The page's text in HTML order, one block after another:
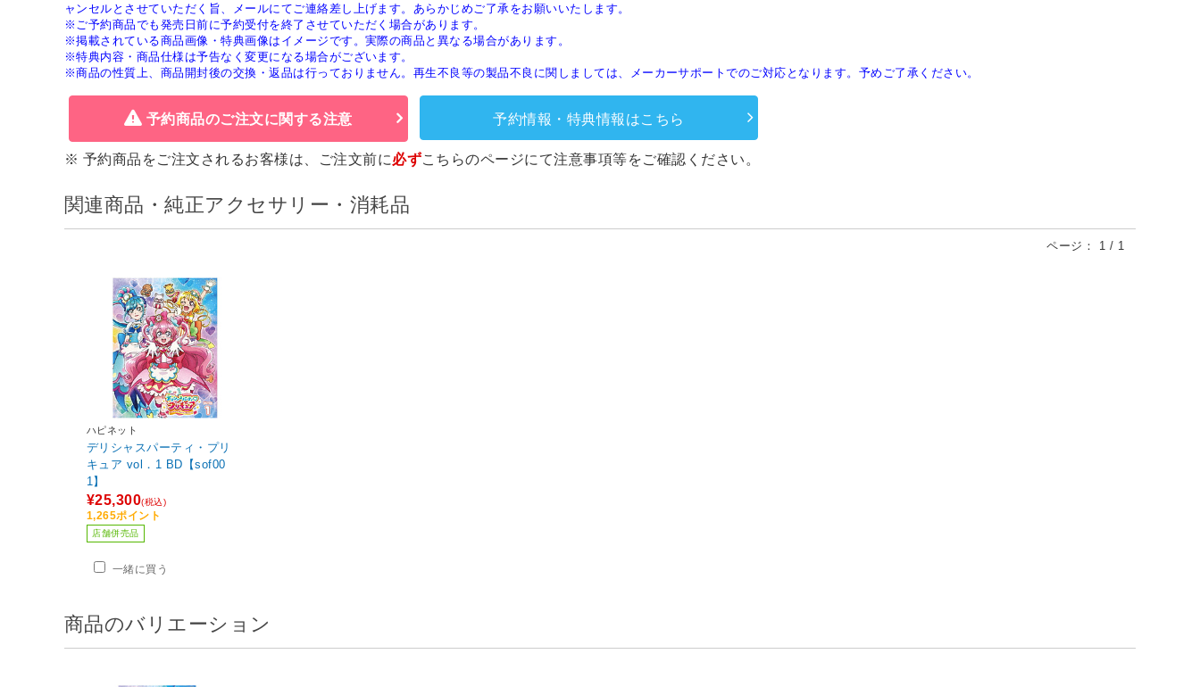
ャンセルとさせていただく旨、メールにてご連絡差し上げます。あらかじめご了承をお願いいたします。
※ご予約商品でも発売日前に予約受付を終了させていただく場合があります。
※掲載されている商品画像・特典画像はイメージです。実際の商品と異なる場合があります。
※特典内容・商品仕様は予告なく変更になる場合がございます。
※商品の性質上、商品開封後の交換・返品は行っておりません。再生不良等の製品不良に関しましては、メーカーサポートでのご対応となります。予めご了承ください。
予約商品のご注文に関する注意 予約情報・特典情報はこちら
※ 予約商品をご注文されるお客様は、ご注文前に必ずこちらのページにて注意事項等をご確認ください。
関連商品・純正アクセサリー・消耗品
ページ： 1 / 1
ハピネット
デリシャスパーティ・プリ
キュア vol．1 BD【sof00
1】
¥25,300(税込)
1,265ポイント
店舗併売品
一緒に買う
商品のバリエーション